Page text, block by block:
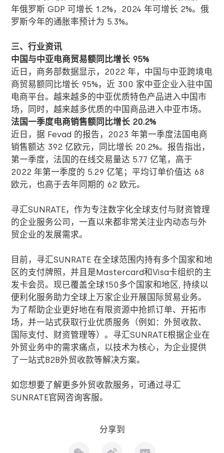
年俄罗斯 GDP 可增长 1.2%，2024 年可增长 2%。俄
罗斯今年的通胀率预计为 5.3%。
三、行业资讯
中国与中亚电商贸易额同比增长 95%
近日，商务部数据显示，2022 年，中国与中亚跨境电
商贸易额同比增长 95%，近 300 家中亚企业入驻中国
电商平台。越来越多的中亚优质特色产品进入中国市
场，同时，越来越多优质的中国商品进入中亚市场。
法国一季度电商销售额同比增长 20.2%
近日，据 Fevad 的报告，2023 年第一季度法国电商
销售额达 392 亿欧元，同比增长 20.2%。报告指出，
第一季度，法国的在线交易量达 5.77 亿笔，高于
2022 年第一季度的 5.29 亿笔；平均订单价值达 68
欧元，也高于去年同期的 62 欧元。
寻汇SUNRATE，作为专注数字化全球支付与财资管理
的企业服务公司，一直以来都非常关注业内动态与外
贸企业的发展需求。
目前，寻汇SUNRATE在全球范围内持有多个国家和地
区的支付牌照，并且是Mastercard和Visa卡组织的主
发卡会员。现已覆盖全球150多个国家和地区,持续以
便利化服务助力全球上万家企业开展国际贸易业务。
为了帮助企业更好地在有限资源中抢抓订单、开拓市
场，并一站式获取行业优质服务（例如：外贸收款、
国际支付、财资管理等）。寻汇SUNRATE根据企业在
外贸业务中的需求痛点，以技术为核心，为企业提供
了一站式B2B外贸收款等解决方案。
如您想要了解更多外贸收款服务，可通过寻汇
SUNRATE官网咨询客服。
分享到